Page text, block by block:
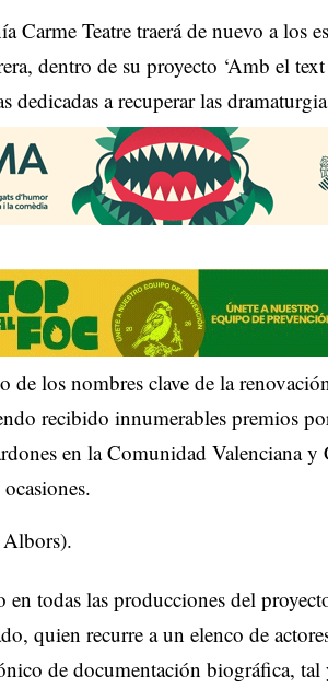
Carme Teatre traerá de nuevo a los
dentro de su proyecto ‘Amb el
dedicadas a recuperar las
de los nombres clave de la
recibido innumerables premios
en la Comunidad Valenciana
todas las producciones del
quien recurre a un elenco de
de documentación biográfica,